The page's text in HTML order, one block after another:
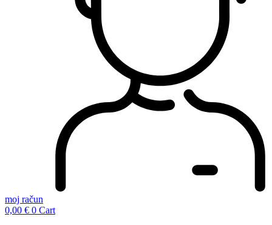
moj račun
0,00 € 0 Cart